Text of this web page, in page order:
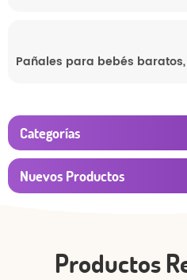
Categorías
Nuevos Productos
Productos